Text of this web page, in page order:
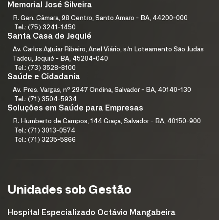
Memorial José Silveira
R. Gen. Câmara, 98 Centro, Santo Amaro - BA, 44200-000
Tel.: (75) 3241-1450
Santa Casa de Jequié
Av. Carlos Aguiar Ribeiro, Anel Viário, s/n Loteamento São Judas
Tadeu, Jequié - BA, 45204-040
Tel.: (73) 3528-8100
Saúde e Cidadania
Av. Pres. Vargas, nº 2947 Ondina, Salvador - BA, 40140-130
Tel.: (71) 3504-5934
Soluções em Saúde para Empresas
R. Humberto de Campos, 144 Graça, Salvador - BA, 40150-900
Tel.: (71) 3013-0574
Tel.: (71) 3235-5866
Unidades sob Gestão
Hospital Especializado Octávio Mangabeira